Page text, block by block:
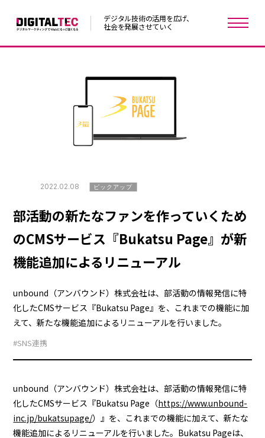
デジタル技術の活用を広げ、
社会を発展させていく
2022.02.08 ピックアップ
部活動の新たなファンを作っていくため
のCMSサービス『Bukatsu Page』が新
機能追加によるリニューアル
unbound（アンバウンド）株式会社は、部活動の情報発信に特
化したCMSサービス『Bukatsu Page』を、これまでの機能に加
えて、新たな機能追加によるリニューアルを行いました。
#SNS連携
unbound（アンバウンド）株式会社は、部活動の情報発信に特
化したCMSサービス『Bukatsu Page（https://www.unbound-
inc.jp/bukatsupage/）』を、これまでの機能に加えて、新たな
機能追加によるリニューアルを行いました。Bukatsu Pageは、